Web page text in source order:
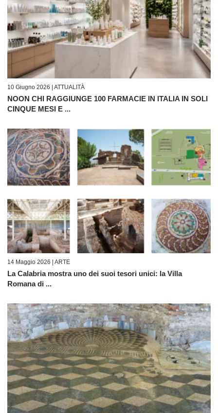
10 Giugno 2026 | ATTUALITÀ
NOON CHI RAGGIUNGE 100 FARMACIE IN ITALIA IN SOLI
CINQUE MESI E ...
14 Maggio 2026 | ARTE
La Calabria mostra uno dei suoi tesori unici: la Villa
Romana di ...